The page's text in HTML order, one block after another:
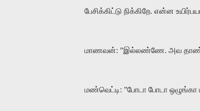
பேசிக்கிட்டு நிக்கிறே. என்ன
மாணவன்: ”இல்லண்ணே. அவ
மண்வெட்டி: ”போடா போடா ஒழுங்கா